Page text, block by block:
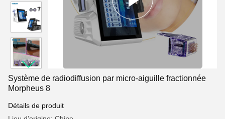
Système de radiodiffusion par micro-aiguille fractionnée
Morpheus 8
Détails de produit